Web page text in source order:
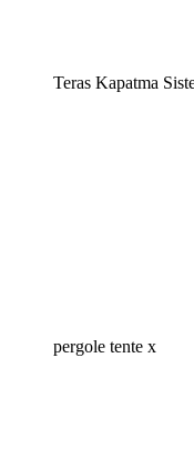
Teras Kapatma
pergole tente x